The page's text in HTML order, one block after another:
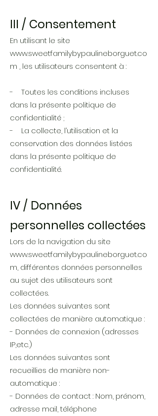
III / Consentement
En utilisant le site
www.sweetfamilybypaulineborguet.co
m , les utilisateurs consentent à :
- Toutes les conditions incluses
dans la présente politique de
confidentialité ;
- La collecte, l’utilisation et la
conservation des données listées
dans la présente politique de
confidentialité.
IV / Données
personnelles collectées
Lors de la navigation du site
www.sweetfamilybypaulineborguet.co
m, différentes données personnelles
au sujet des utilisateurs sont
collectées.
Les données suivantes sont
collectées de manière automatique :
- Données de connexion (adresses
IP,etc.)
Les données suivantes sont
recueillies de manière non-
automatique :
- Données de contact : Nom, prénom,
adresse mail, téléphone